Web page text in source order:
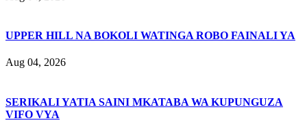
UPPER HILL NA BOKOLI WATINGA ROBO FAINALI YA
Aug 04, 2026
SERIKALI YATIA SAINI MKATABA WA KUPUNGUZA
VIFO VYA